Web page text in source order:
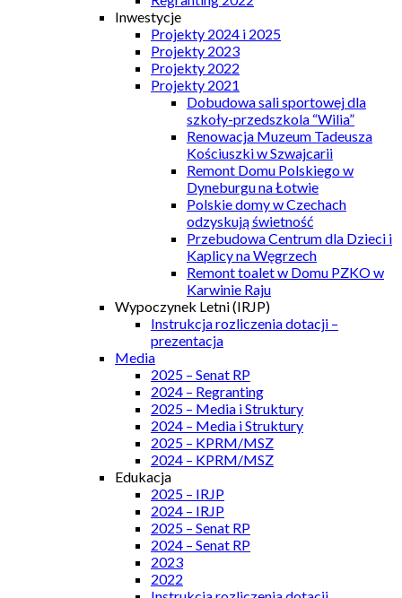
Inwestycje
Projekty 2024 i 2025
Projekty 2023
Projekty 2022
Projekty 2021
Dobudowa sali sportowej dla
szkoły-przedszkola “Wilia”
Renowacja Muzeum Tadeusza
Kościuszki w Szwajcarii
Remont Domu Polskiego w
Dyneburgu na Łotwie
Polskie domy w Czechach
odzyskują świetność
Przebudowa Centrum dla Dzieci i
Kaplicy na Węgrzech
Remont toalet w Domu PZKO w
Karwinie Raju
Wypoczynek Letni (IRJP)
Instrukcja rozliczenia dotacji –
prezentacja
Media
2025 – Senat RP
2024 – Regranting
2025 – Media i Struktury
2024 – Media i Struktury
2025 – KPRM/MSZ
2024 – KPRM/MSZ
Edukacja
2025 – IRJP
2024 – IRJP
2025 – Senat RP
2024 – Senat RP
2023
2022